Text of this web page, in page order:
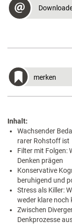
merken
​Inhalt:
Wachsender
rarer Rohstoff ist
Filter mit Folgen:
Denken prägen
Konservative
beruhigend und
Stress als Killer:
weder klare noch
Zwischen
Denkprozesse